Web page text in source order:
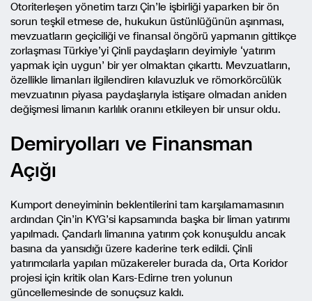
Otoriterleşen yönetim tarzı Çin’le işbirliği yaparken bir ön
sorun teşkil etmese de, hukukun üstünlüğünün aşınması,
mevzuatların geçiciliği ve finansal öngörü yapmanın gittikçe
zorlaşması Türkiye’yi Çinli paydaşların deyimiyle ‘yatırım
yapmak için uygun’ bir yer olmaktan çıkarttı. Mevzuatların,
özellikle limanları ilgilendiren kılavuzluk ve römorkörcülük
mevzuatının piyasa paydaşlarıyla istişare olmadan aniden
değişmesi limanın karlılık oranını etkileyen bir unsur oldu.
Demiryolları ve Finansman
Açığı
Kumport deneyiminin beklentilerini tam karşılamamasının
ardından Çin’in KYG’si kapsamında başka bir liman yatırımı
yapılmadı. Çandarlı limanına yatırım çok konuşuldu ancak
basına da yansıdığı üzere kaderine terk edildi. Çinli
yatırımcılarla yapılan müzakereler burada da, Orta Koridor
projesi için kritik olan Kars-Edirne tren yolunun
güncellemesinde de sonuçsuz kaldı.